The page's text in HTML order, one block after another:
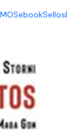
ebookSellos